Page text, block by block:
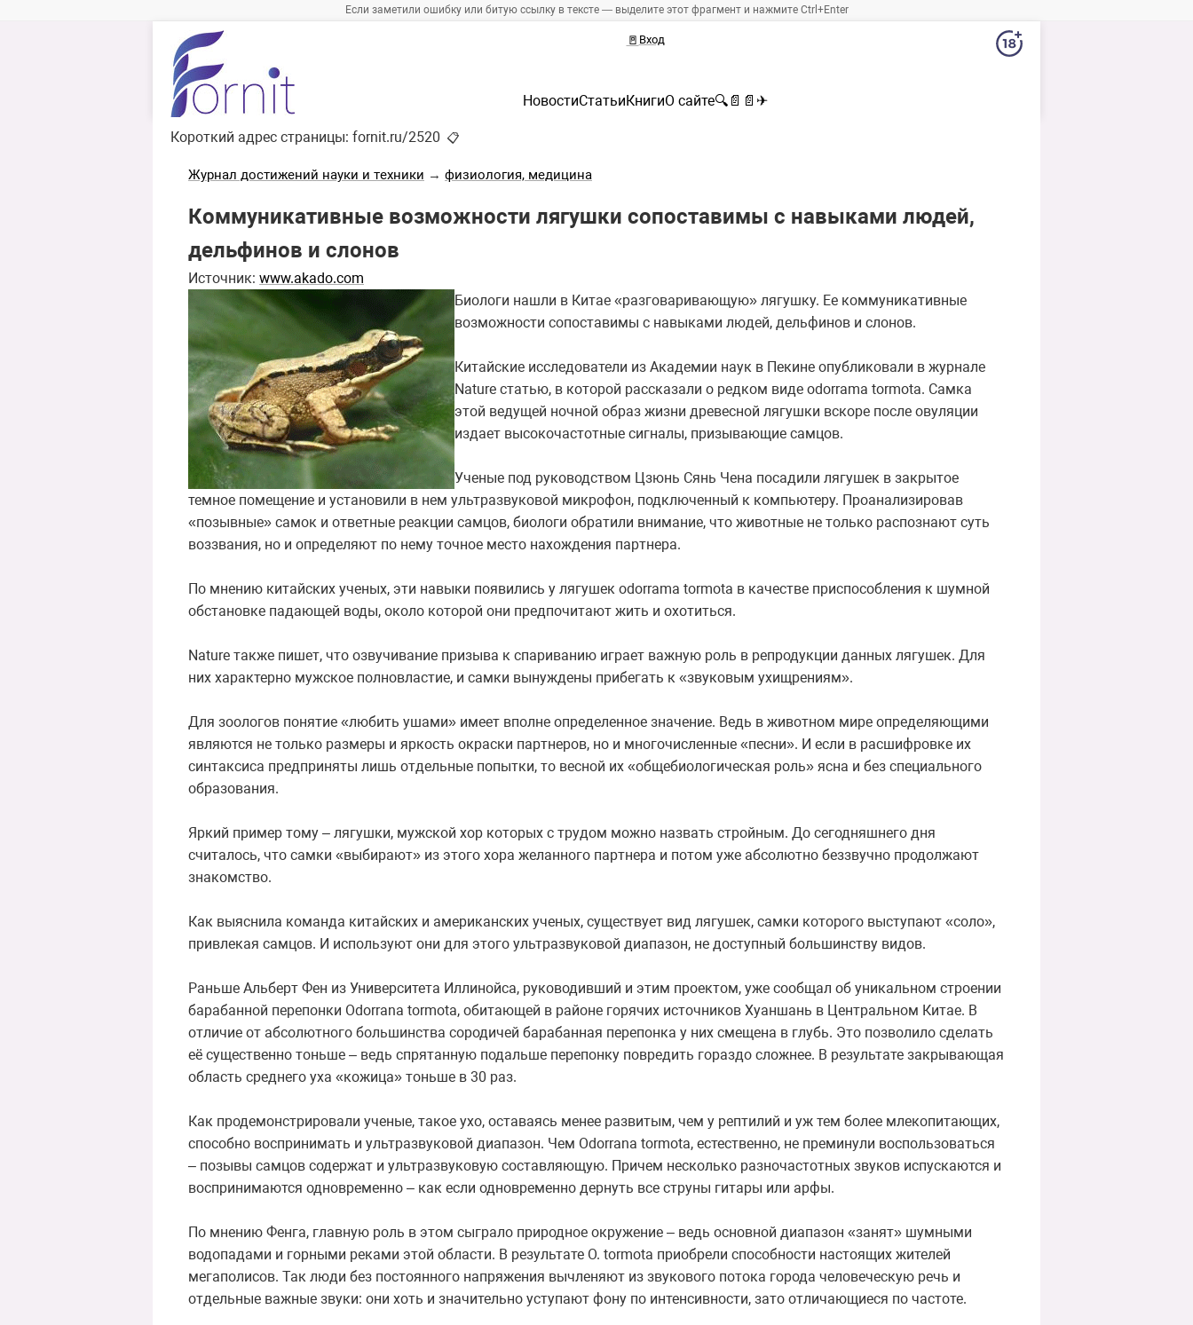
Если заметили ошибку или битую ссылку в тексте — выделите этот фрагмент и нажмите Ctrl+Enter
🚪 Вход
НовостиСтатьиКнигиО сайте🔍 📄 📄 ✈
Короткий адрес страницы: fornit.ru/2520 📋
Журнал достижений науки и техники → физиология, медицина
Коммуникативные возможности лягушки сопоставимы с навыками людей,
дельфинов и слонов
Источник: www.akado.com
Биологи нашли в Китае «разговаривающую» лягушку. Ее коммуникативные
возможности сопоставимы с навыками людей, дельфинов и слонов.
Китайские исследователи из Академии наук в Пекине опубликовали в журнале
Nature статью, в которой рассказали о редком виде odorrama tormota. Самка
этой ведущей ночной образ жизни древесной лягушки вскоре после овуляции
издает высокочастотные сигналы, призывающие самцов.
Ученые под руководством Цзюнь Сянь Чена посадили лягушек в закрытое
темное помещение и установили в нем ультразвуковой микрофон, подключенный к компьютеру. Проанализировав
«позывные» самок и ответные реакции самцов, биологи обратили внимание, что животные не только распознают суть
воззвания, но и определяют по нему точное место нахождения партнера.
По мнению китайских ученых, эти навыки появились у лягушек odorrama tormota в качестве приспособления к шумной
обстановке падающей воды, около которой они предпочитают жить и охотиться.
Nature также пишет, что озвучивание призыва к спариванию играет важную роль в репродукции данных лягушек. Для
них характерно мужское полновластие, и самки вынуждены прибегать к «звуковым ухищрениям».
Для зоологов понятие «любить ушами» имеет вполне определенное значение. Ведь в животном мире определяющими
являются не только размеры и яркость окраски партнеров, но и многочисленные «песни». И если в расшифровке их
синтаксиса предприняты лишь отдельные попытки, то весной их «общебиологическая роль» ясна и без специального
образования.
Яркий пример тому – лягушки, мужской хор которых с трудом можно назвать стройным. До сегодняшнего дня
считалось, что самки «выбирают» из этого хора желанного партнера и потом уже абсолютно беззвучно продолжают
знакомство.
Как выяснила команда китайских и американских ученых, существует вид лягушек, самки которого выступают «соло»,
привлекая самцов. И используют они для этого ультразвуковой диапазон, не доступный большинству видов.
Раньше Альберт Фен из Университета Иллинойса, руководивший и этим проектом, уже сообщал об уникальном строении
барабанной перепонки Odorrana tormota, обитающей в районе горячих источников Хуаншань в Центральном Китае. В
отличие от абсолютного большинства сородичей барабанная перепонка у них смещена в глубь. Это позволило сделать
её существенно тоньше – ведь спрятанную подальше перепонку повредить гораздо сложнее. В результате закрывающая
область среднего уха «кожица» тоньше в 30 раз.
Как продемонстрировали ученые, такое ухо, оставаясь менее развитым, чем у рептилий и уж тем более млекопитающих,
способно воспринимать и ультразвуковой диапазон. Чем Odorrana tormota, естественно, не преминули воспользоваться
– позывы самцов содержат и ультразвуковую составляющую. Причем несколько разночастотных звуков испускаются и
воспринимаются одновременно – как если одновременно дернуть все струны гитары или арфы.
По мнению Фенга, главную роль в этом сыграло природное окружение – ведь основной диапазон «занят» шумными
водопадами и горными реками этой области. В результате O. tormota приобрели способности настоящих жителей
мегаполисов. Так люди без постоянного напряжения вычленяют из звукового потока города человеческую речь и
отдельные важные звуки: они хоть и значительно уступают фону по интенсивности, зато отличающиеся по частоте.